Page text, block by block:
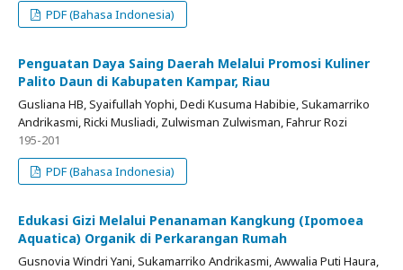
PDF (Bahasa Indonesia)
Penguatan Daya Saing Daerah Melalui Promosi Kuliner
Palito Daun di Kabupaten Kampar, Riau
Gusliana HB, Syaifullah Yophi, Dedi Kusuma Habibie, Sukamarriko
Andrikasmi, Ricki Musliadi, Zulwisman Zulwisman, Fahrur Rozi
195-201
PDF (Bahasa Indonesia)
Edukasi Gizi Melalui Penanaman Kangkung (Ipomoea
Aquatica) Organik di Perkarangan Rumah
Gusnovia Windri Yani, Sukamarriko Andrikasmi, Awwalia Puti Haura,